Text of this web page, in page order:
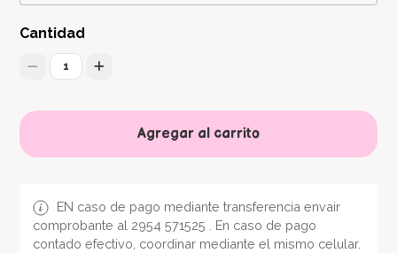
Cantidad
1
Agregar al carrito
EN caso de pago mediante transferencia envair
comprobante al 2954 571525 . En caso de pago
contado efectivo, coordinar mediante el mismo celular.